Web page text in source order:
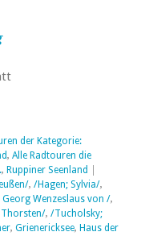
der Kategorie:
, Alle Radtouren die
, Ruppiner Seenland
, /Hagen; Sylvia/,
Wenzeslaus von /,
, /Tucholsky;
, Grienericksee, Haus der